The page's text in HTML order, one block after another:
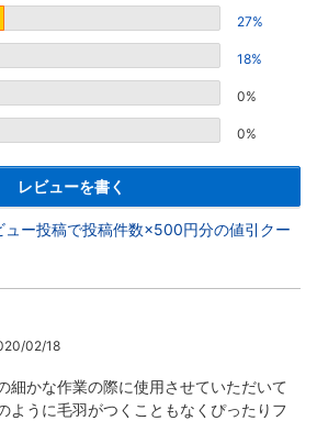
27%
18%
0%
0%
レビューを書く
ー投稿で投稿件数×500円分の値引クー
5
02/18
細かな作業の際に使用させていただいて
ように毛羽がつくこともなくぴったりフ